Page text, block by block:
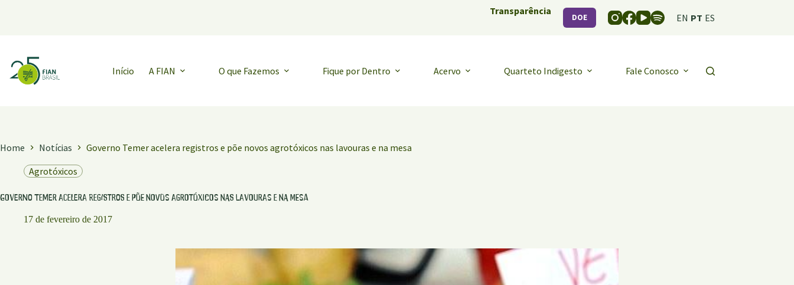
Transparência
DOE EN PT ES
Início A FIAN O que Fazemos Fique por Dentro Acervo Quarteto Indigesto Fale Conosco
Home Notícias
Governo Temer acelera registros e põe novos agrotóxicos nas lavouras e na mesa
Agrotóxicos
Governo Temer acelera registros e põe novos agrotóxicos nas lavouras e na mesa
17 de fevereiro de 2017